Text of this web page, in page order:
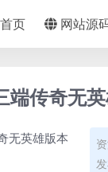
首页 网站源
端传奇无